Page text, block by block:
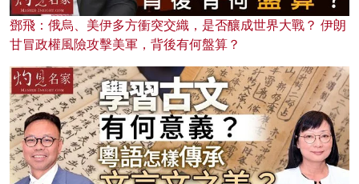
鄧飛：俄烏、美伊多方衝突交織，是否釀成世界大戰？ 伊朗
甘冒政權風險攻擊美軍，背後有何盤算？